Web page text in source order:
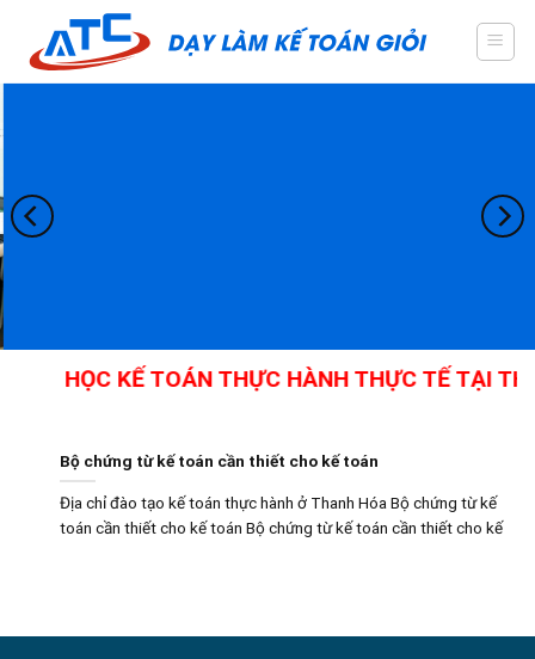
content
HỌC KẾ TOÁN THỰC HÀNH THỰC TẾ TẠI
Bộ chứng từ kế toán cần thiết cho kế toán
Địa chỉ đào tạo kế toán thực hành ở Thanh Hóa Bộ chứng từ kế
toán cần thiết cho kế toán Bộ chứng từ kế toán cần thiết cho kế